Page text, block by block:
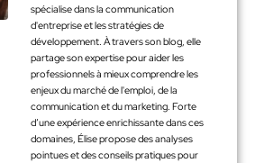
spécialise dans la communication
d'entreprise et les stratégies de
développement. À travers son blog, elle
partage son expertise pour aider les
professionnels à mieux comprendre les
enjeux du marché de l'emploi, de la
communication et du marketing. Forte
d’une expérience enrichissante dans ces
domaines, Élise propose des analyses
pointues et des conseils pratiques pour